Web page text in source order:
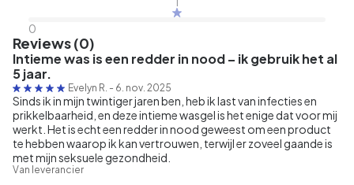
0
Reviews (0)
Intieme was is een redder in nood – ik gebruik het al
5 jaar.
Evelyn R. - 6. nov. 2025
Sinds ik in mijn twintiger jaren ben, heb ik last van infecties en
prikkelbaarheid, en deze intieme wasgel is het enige dat voor mij
werkt. Het is echt een redder in nood geweest om een product
te hebben waarop ik kan vertrouwen, terwijl er zoveel gaande is
met mijn seksuele gezondheid.
Van leverancier